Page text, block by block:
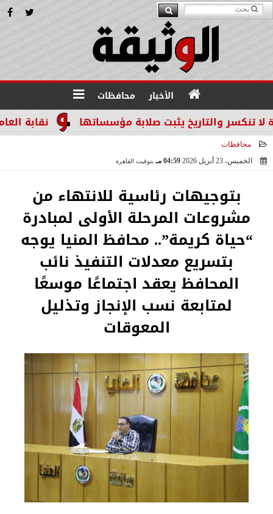
الأخبار محافظات
نقابة والتاريخ يثبت صلابة مؤسساتها
محافظات
الخميس، 23 أبريل 2026
04:59 مـ بتوقيت القاهرة
بتوجيهات رئاسية للانتهاء من
مشروعات المرحلة الأولى لمبادرة
“حياة كريمة”.. محافظ المنيا يوجه
بتسريع معدلات التنفيذ نائب
المحافظ يعقد اجتماعًا موسعًا
لمتابعة نسب الإنجاز وتذليل
المعوقات